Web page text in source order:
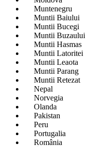
Muntenegru
Muntii Baiului
Muntii Bucegi
Muntii Buzaului
Muntii Hasmas
Muntii Latoritei
Muntii Leaota
Muntii Parang
Muntii Retezat
Nepal
Norvegia
Olanda
Pakistan
Peru
Portugalia
România